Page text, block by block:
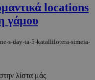
locations
γάμου
s-day-ta-5-katallilotera-simeia-
λίστα μάς